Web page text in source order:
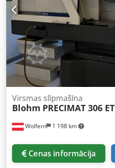
Wolfern 1 198 km
Virsmas slīpmašīna
Blohm PRECIMAT 306 ET
Cenas informācija